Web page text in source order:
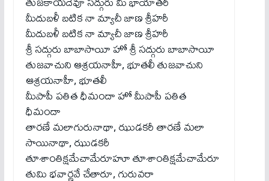
మీదుబళీ బటిక నా మ్యాచీ జాణ శ్రీహరీ
మీదుబళీ బటిక నా మ్యాచీ జాణ శ్రీహరీ
శ్రీ సద్గురు బాబాసాయీ హో శ్రీ సద్గురు బాబాసాయీ
తుజవాచుని ఆశ్రయనాహీ, భూతలీ తుజవాచుని
ఆశ్రయనాహీ, భూతలీ
మీపాపీ పతిత ధీమందా హో మీపాపీ పతిత
ధీమందా
తారణే మలాగురునాథా, ఝుడకరీ తారణే మలా
సాయినాథా, ఝుడకరీ
తూశాంతిక్షమేచామేరూహూ తూశాంతిక్షమేచామేరూ
తుమి భవార్ణవే చేతారూ, గురువరా